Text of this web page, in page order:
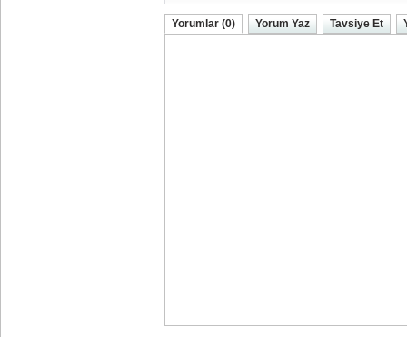
Yorumlar (0) Yorum Yaz Tavsiye Et